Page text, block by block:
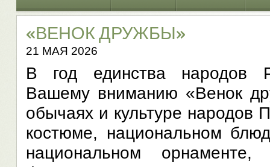
«ВЕНОК ДРУЖБЫ»
21 МАЯ 2026
В год единства народов
Вашему вниманию «Венок
обычаях и культуре народов
костюме, национальном
национальном